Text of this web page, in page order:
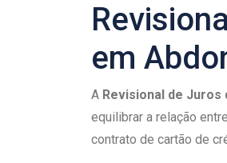
em
A Revisional de Juros
equilibrar a relação
contrato de cartão de